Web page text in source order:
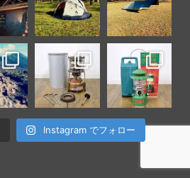
Instagram でフォロー